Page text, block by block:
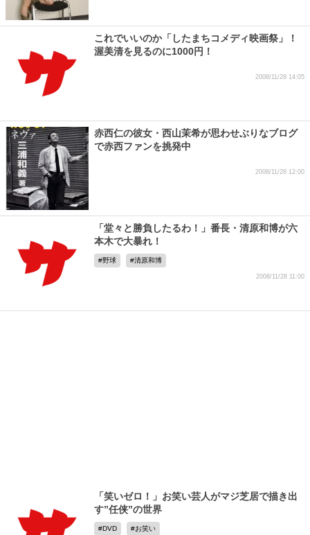
これでいいのか「したまちコメディ映画祭」！
渥美清を見るのに1000円！
2008/11/28 14:05
赤西仁の彼女・西山茉希が思わせぶりなブログ
で赤西ファンを挑発中
2008/11/28 12:00
「堂々と勝負したるわ！」番長・清原和博が六
本木で大暴れ！
野球 清原和博
2008/11/28 11:00
「笑いゼロ！」お笑い芸人がマジ芝居で描き出
す”任侠”の世界
DVD お笑い